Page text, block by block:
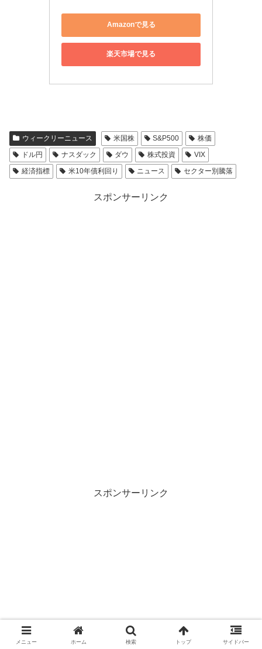
Amazonで見る
楽天市場で見る
ウィークリーニュース 米国株 S&P500
株価
ドル円
ナスダック ダウ 株式投資
VIX
経済指標
米10年債利回り ニュース セクター別騰落
スポンサーリンク
スポンサーリンク
メニュー ホーム 検索 トップ サイドバー